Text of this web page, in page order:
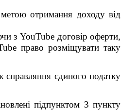
отримання доходу від
зYouTube договір оферти,
право розміщувати таку
справляння єдиного податку
підпунктом 3 пункту